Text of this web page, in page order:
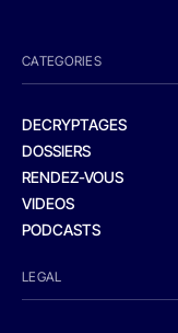
CATEGORIES
DECRYPTAGES
DOSSIERS
RENDEZ-VOUS
VIDEOS
PODCASTS
LEGAL